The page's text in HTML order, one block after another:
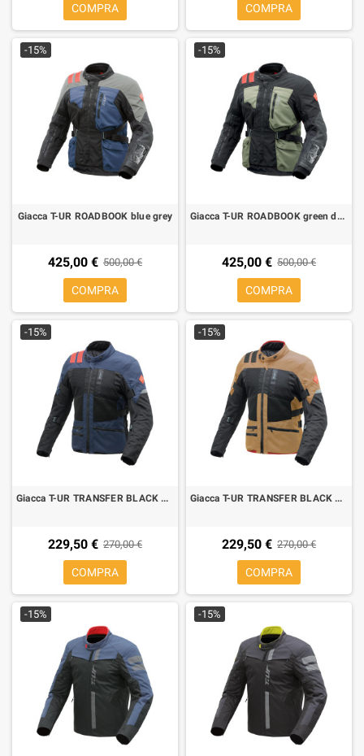
COMPRA COMPRA
-15%
Giacca T-UR ROADBOOK blue grey
425,00 € 500,00 €
COMPRA
-15%
Giacca T-UR ROADBOOK green dark grey
425,00 € 500,00 €
COMPRA
-15%
Giacca T-UR TRANSFER BLACK BLUE
229,50 € 270,00 €
COMPRA
-15%
Giacca T-UR TRANSFER BLACK SAND
229,50 € 270,00 €
COMPRA
-15% -15%